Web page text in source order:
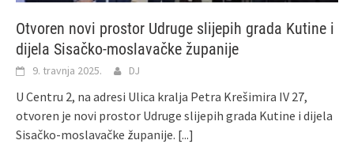
Otvoren novi prostor Udruge slijepih grada Kutine i
dijela Sisačko-moslavačke županije
9. travnja 2025. DJ
U Centru 2, na adresi Ulica kralja Petra Krešimira IV 27,
otvoren je novi prostor Udruge slijepih grada Kutine i dijela
Sisačko-moslavačke županije. [...]